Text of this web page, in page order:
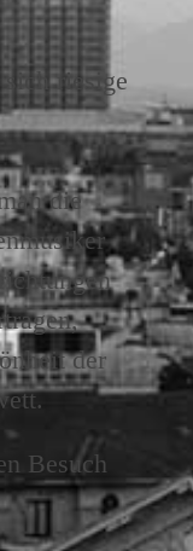
riesige
die
der
Besuch